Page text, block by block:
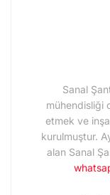
Sanal
mühendisliği
etmek ve
kurulmuştur.
alan Sanal